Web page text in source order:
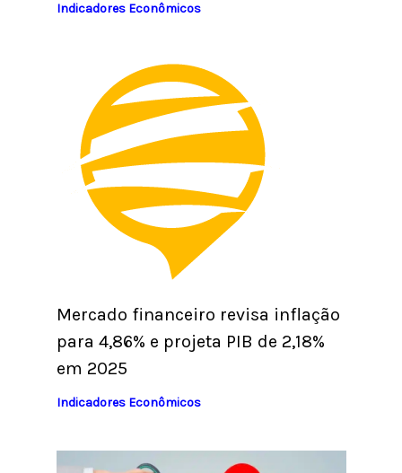
Indicadores Econômicos
Mercado financeiro revisa inflação
para 4,86% e projeta PIB de 2,18%
em 2025
Indicadores Econômicos